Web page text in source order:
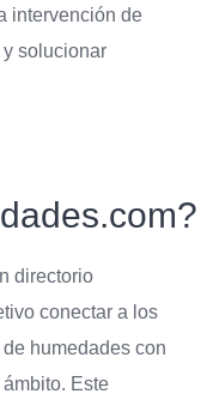
intervención de
solucionar
directorio
conectar a los
humedades con
Este